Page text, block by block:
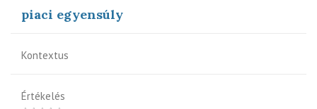
piaci egyensúly
Kontextus
Értékelés